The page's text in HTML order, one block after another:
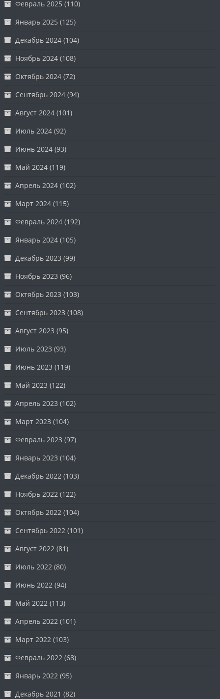
Февраль 2025 (110)
Январь 2025 (125)
Декабрь 2024 (104)
Ноябрь 2024 (108)
Октябрь 2024 (72)
Сентябрь 2024 (94)
Август 2024 (101)
Июль 2024 (92)
Июнь 2024 (93)
Май 2024 (119)
Апрель 2024 (102)
Март 2024 (115)
Февраль 2024 (192)
Январь 2024 (105)
Декабрь 2023 (99)
Ноябрь 2023 (96)
Октябрь 2023 (103)
Сентябрь 2023 (108)
Август 2023 (95)
Июль 2023 (93)
Июнь 2023 (119)
Май 2023 (122)
Апрель 2023 (102)
Март 2023 (104)
Февраль 2023 (97)
Январь 2023 (104)
Декабрь 2022 (103)
Ноябрь 2022 (122)
Октябрь 2022 (104)
Сентябрь 2022 (101)
Август 2022 (81)
Июль 2022 (80)
Июнь 2022 (94)
Май 2022 (113)
Апрель 2022 (101)
Март 2022 (103)
Февраль 2022 (68)
Январь 2022 (95)
Декабрь 2021 (82)